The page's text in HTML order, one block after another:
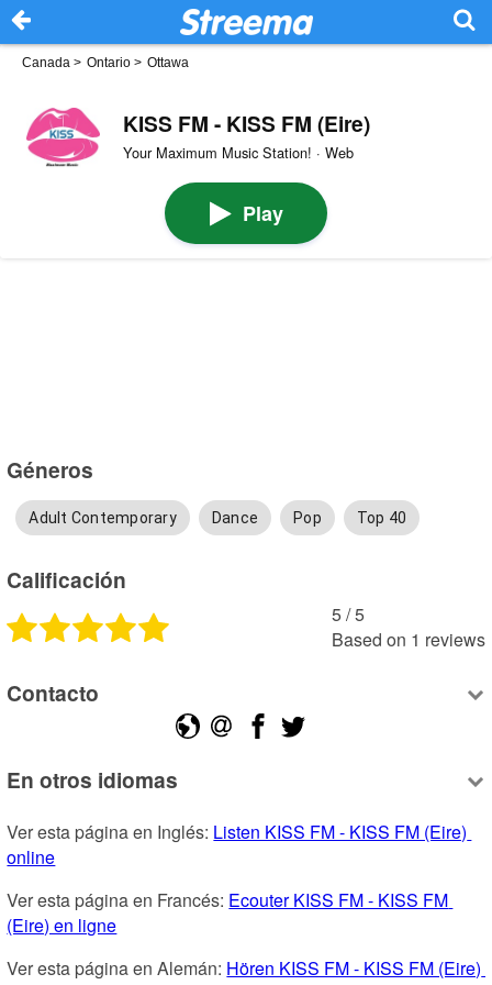
Canada > Ontario > Ottawa
KISS FM - KISS FM (Eire)
Your Maximum Music Station! · Web
Play
Géneros
Adult Contemporary Dance Pop Top 40
Calificación
5 /5
Based on 1 reviews
Contacto
En otros idiomas
Ver esta página en Inglés: Listen KISS FM - KISS FM (Eire)
online
Ver esta página en Francés: Ecouter KISS FM - KISS FM
(Eire) en ligne
Ver esta página en Alemán: Hören KISS FM - KISS FM (Eire)